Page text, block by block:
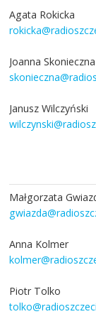
Agata Rokicka
Joanna Skonieczna
Janusz Wilczyński
Małgorzata
Anna Kolmer
Piotr Tolko